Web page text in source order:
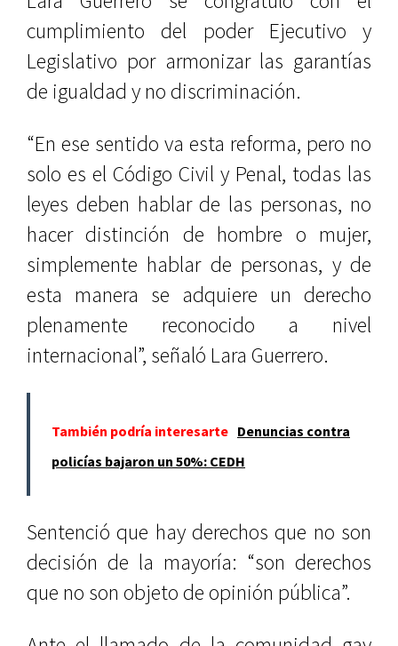
cumplimiento del poder Ejecutivo y
Legislativo por armonizar las garantías
de igualdad y no discriminación.
“En ese sentido va esta reforma, pero no
solo es el Código Civil y Penal, todas las
leyes deben hablar de las personas, no
hacer distinción de hombre o mujer,
simplemente hablar de personas, y de
esta manera se adquiere un derecho
plenamente reconocido a nivel
internacional”, señaló Lara Guerrero.
También podría interesarte Denuncias contra
policías bajaron un 50%: CEDH
Sentenció que hay derechos que no son
decisión de la mayoría: “son derechos
que no son objeto de opinión pública”.